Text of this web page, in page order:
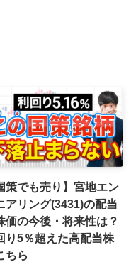
策でも売り】宮地エン
アリング(3431)の配当
価の今後・将来性は？
り5％超えた高配当株
ちら